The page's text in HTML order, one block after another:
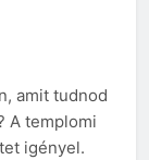
amit tudnod
A templomi
igényel.